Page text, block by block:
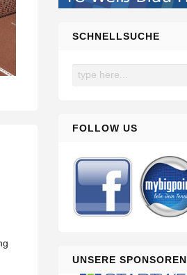
SCHNELLSUCHE
FOLLOW US
UNSERE SPONSOREN